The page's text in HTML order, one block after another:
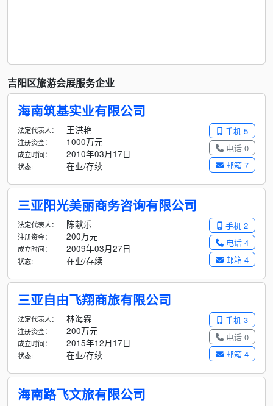
吉阳区旅游会展服务企业
海南筑基实业有限公司
手机 5
电话 0
邮箱 7
法定代表人： 王洪艳
注册资金： 1000万元
成立时间： 2010年03月17日
状态: 在业/存续
三亚阳光美丽商务咨询有限公司
手机 2
电话 4
邮箱 4
法定代表人： 陈献乐
注册资金： 200万元
成立时间： 2009年03月27日
状态: 在业/存续
三亚自由飞翔商旅有限公司
手机 3
电话 0
邮箱 4
法定代表人： 林海霖
注册资金： 200万元
成立时间： 2015年12月17日
状态: 在业/存续
海南路飞文旅有限公司